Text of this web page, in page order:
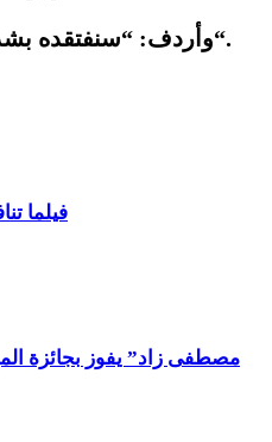
وأردف: “سنفتقده“.
13
“مصطفى زاد” يفوز بجائزة